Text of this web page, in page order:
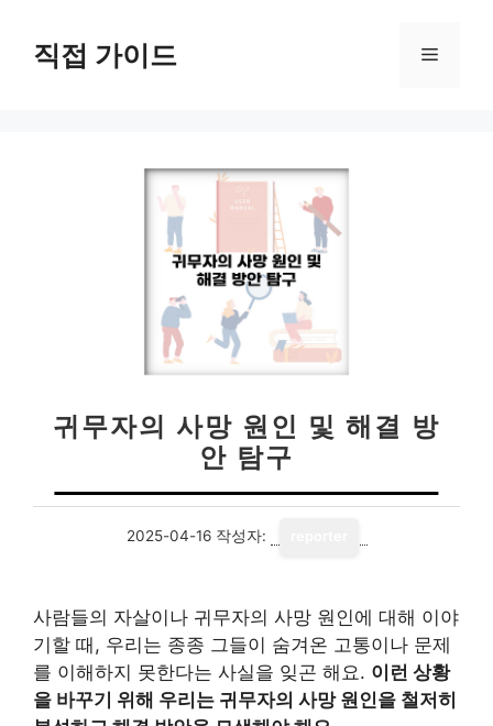
직접 가이드 메
귀무자의 사망 원인 및 해결 방
안 탐구
2025-04-16 작성자:
사람들의 자살이나 귀무자의 사망 원인에 대해 이야
기할 때, 우리는 종종 그들이 숨겨온 고통이나 문제
를 이해하지 못한다는 사실을 잊곤 해요. 이런 상황
을 바꾸기 위해 우리는 귀무자의 사망 원인을 철저히